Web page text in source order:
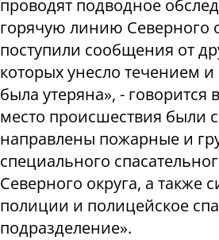
проводят подводное
горячую линию Северного
поступили сообщения от
которых унесло течением
была утеряна», -
место происшествия были
направлены пожарные и
специального
Северного округа, а также
полиции и полицейское
подразделение».